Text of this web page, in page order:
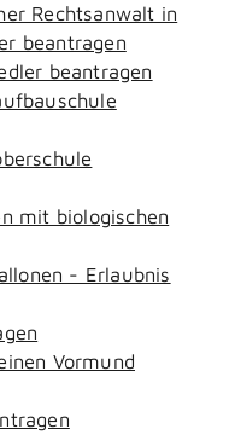
Rechtsanwalt in
beantragen
beantragen
mit biologischen
- Erlaubnis
Vormund